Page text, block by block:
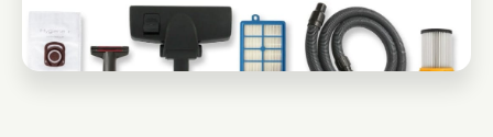
BOSCH
BOSCH BGL3A230B/01
BOSCH
BOSCH BGL3A230C/01